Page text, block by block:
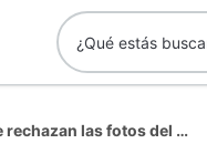
Motivos comunes por los que se rechazan las fotos del menú